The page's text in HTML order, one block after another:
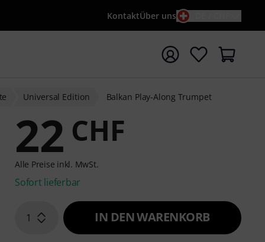
KontaktÜber uns
mit Suchwort {searchTerm} starten
Universal Edition Balkan Play-Along Trumpet
22 CHF
Alle Preise inkl. MwSt.
Sofort lieferbar
1 IN DEN WARENKORB